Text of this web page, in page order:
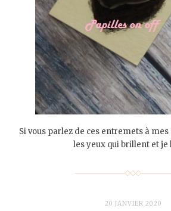
Si vous parlez de ces entremets à
les yeux qui brillent et je
20 JANVIER 2020